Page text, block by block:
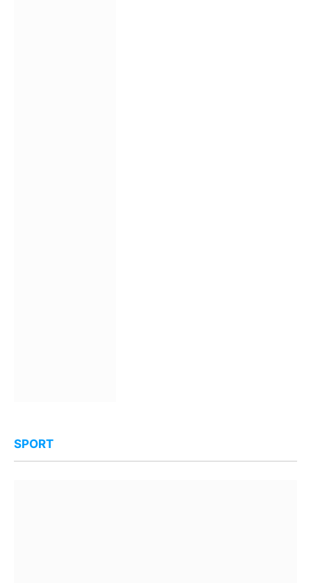
SPORT